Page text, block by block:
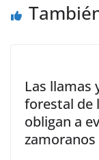
Las llamas
forestal de
obligan a
zamoranos